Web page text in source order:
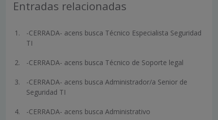
Entradas relacionadas
-CERRADA- acens busca Técnico Especialista Seguridad
TI
-CERRADA- acens busca Técnico de Soporte legal
-CERRADA- acens busca Administrador/a Senior de
Seguridad TI
-CERRADA- acens busca Administrativo